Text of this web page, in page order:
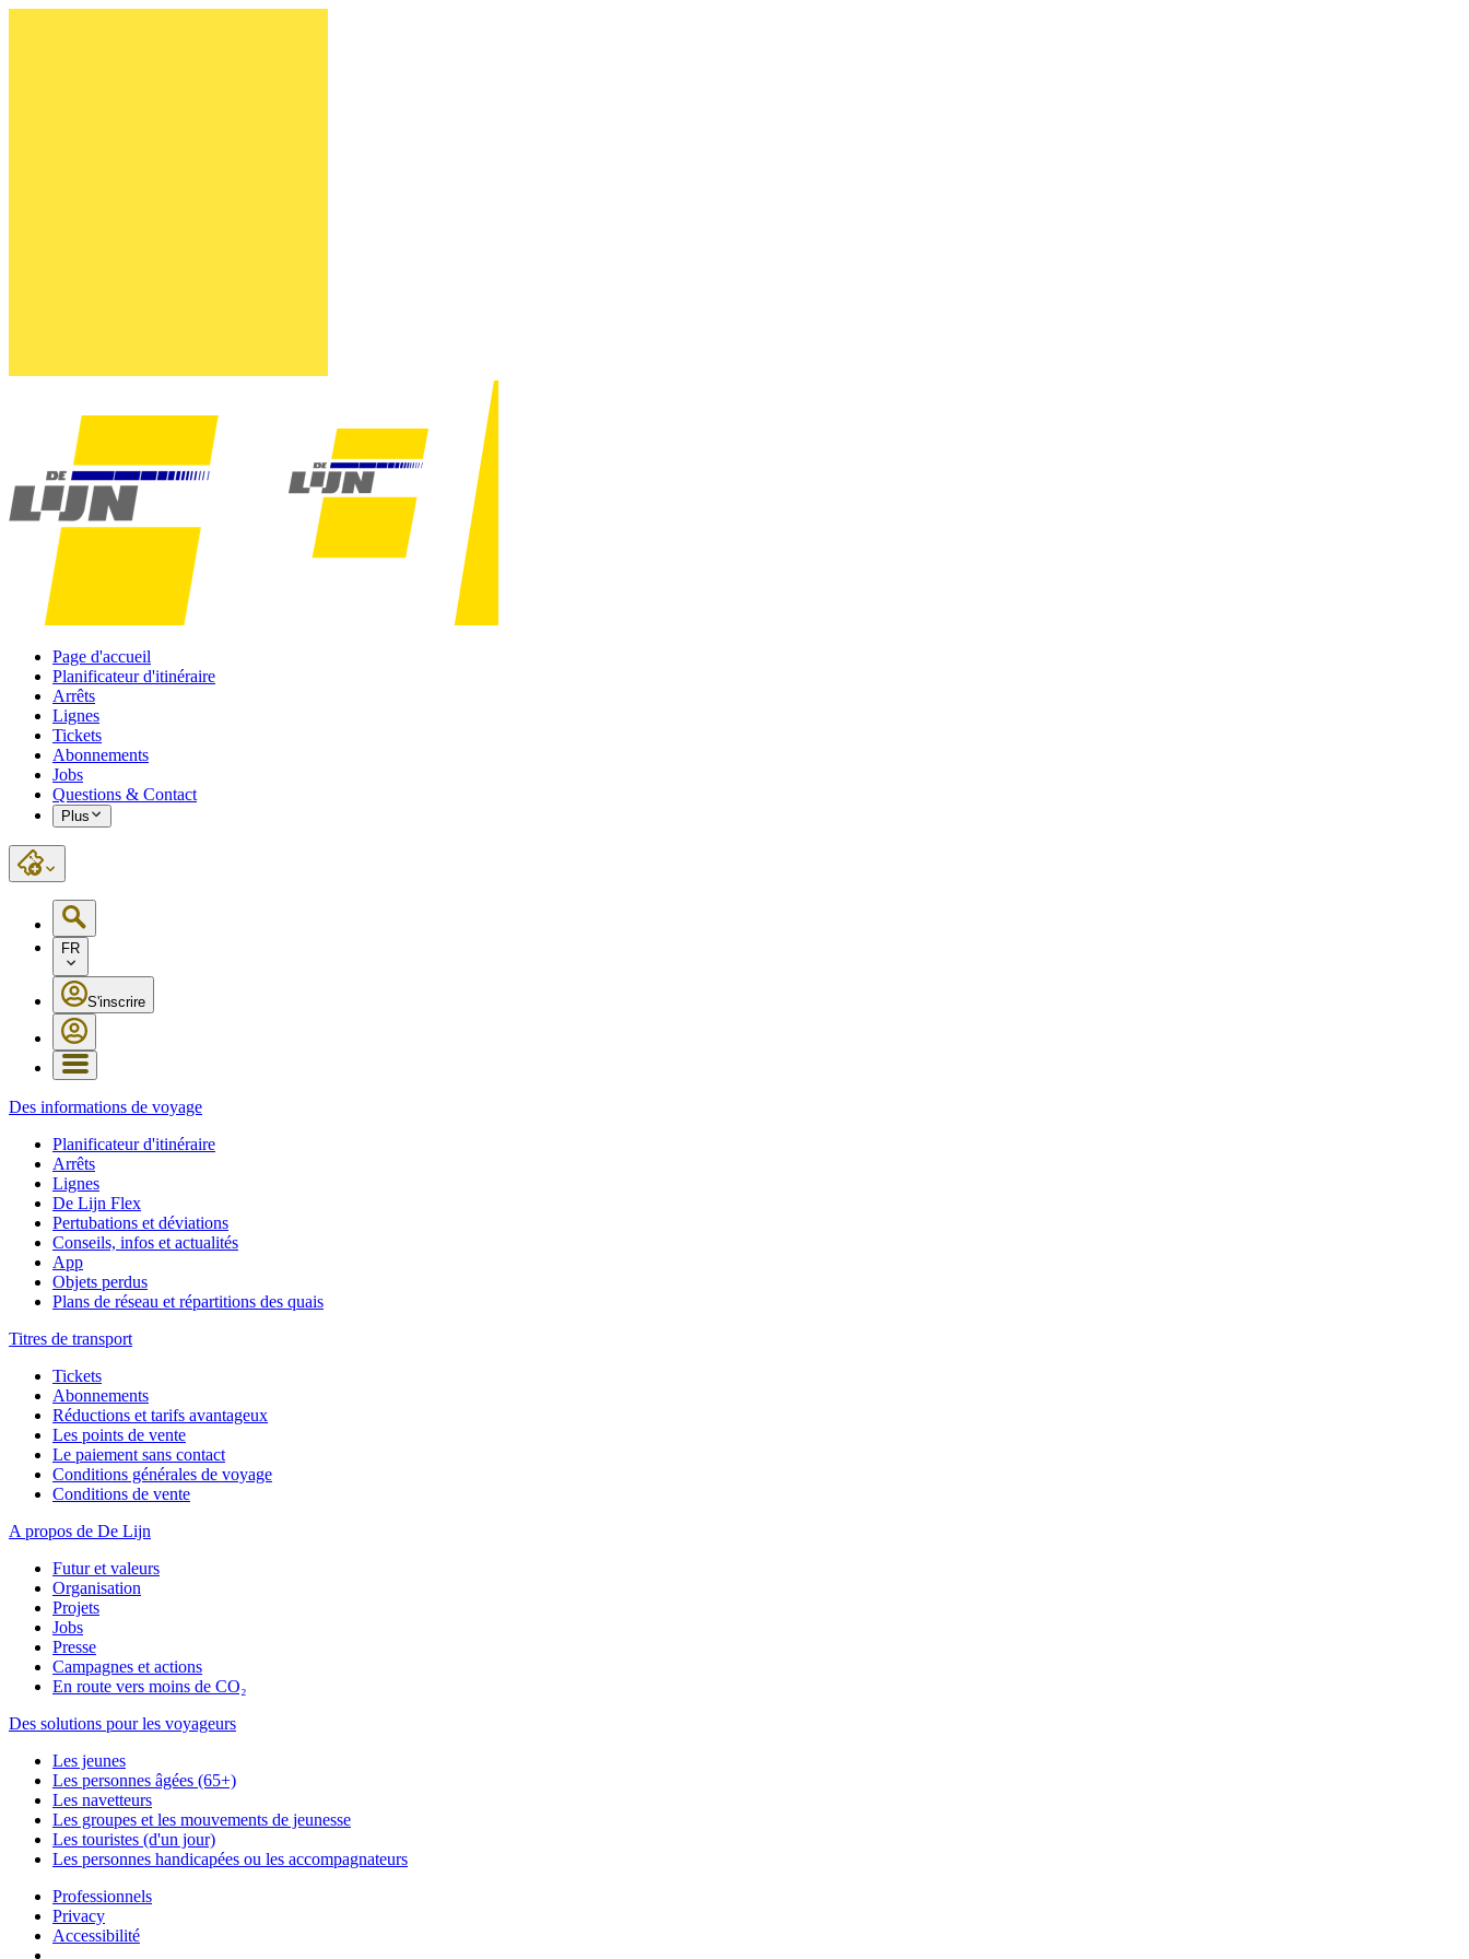
Page d'accueil
Planificateur d'itinéraire
Arrêts
Lignes
Tickets
Abonnements
Jobs
Questions & Contact
Plus
FR
S'inscrire
Des informations de voyage
Planificateur d'itinéraire
Arrêts
Lignes
De Lijn Flex
Pertubations et déviations
Conseils, infos et actualités
App
Objets perdus
Plans de réseau et répartitions des quais
Titres de transport
Tickets
Abonnements
Réductions et tarifs avantageux
Les points de vente
Le paiement sans contact
Conditions générales de voyage
Conditions de vente
A propos de De Lijn
Futur et valeurs
Organisation
Projets
Jobs
Presse
Campagnes et actions
En route vers moins de CO₂
Des solutions pour les voyageurs
Les jeunes
Les personnes âgées (65+)
Les navetteurs
Les groupes et les mouvements de jeunesse
Les touristes (d'un jour)
Les personnes handicapées ou les accompagnateurs
Professionnels
Privacy
Accessibilité